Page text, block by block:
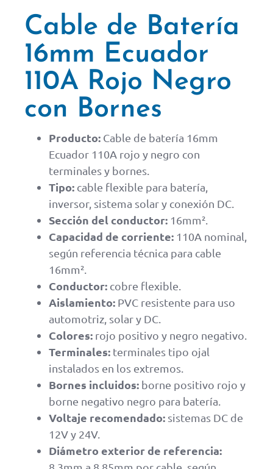
Cable de Batería
16mm Ecuador
110A Rojo Negro
con Bornes
Producto: Cable de batería 16mm
Ecuador 110A rojo y negro con
terminales y bornes.
Tipo: cable flexible para batería,
inversor, sistema solar y conexión DC.
Sección del conductor: 16mm².
Capacidad de corriente: 110A nominal,
según referencia técnica para cable
16mm².
Conductor: cobre flexible.
Aislamiento: PVC resistente para uso
automotriz, solar y DC.
Colores: rojo positivo y negro negativo.
Terminales: terminales tipo ojal
instalados en los extremos.
Bornes incluidos: borne positivo rojo y
borne negativo negro para batería.
Voltaje recomendado: sistemas DC de
12V y 24V.
Diámetro exterior de referencia: